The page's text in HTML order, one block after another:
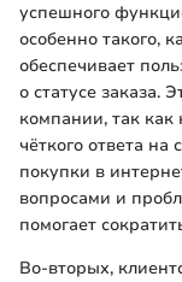
успешного
особенно такого,
обеспечивает
о статусе заказа.
компании, так
чёткого ответа
покупки в
вопросами и
помогает
Во-вторых,